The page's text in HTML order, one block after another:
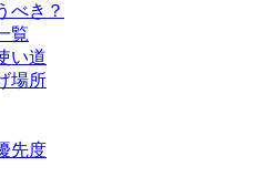
べき？
覧
い道
場所
先度